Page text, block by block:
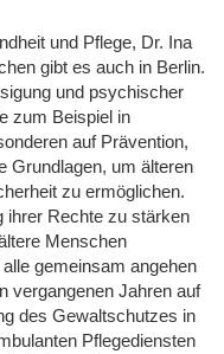
und Pflege, Dr. Ina
gibt es auch in Berlin.
und psychischer
zum Beispiel in
auf Prävention,
Grundlagen, um älteren
zu ermöglichen.
ihrer Rechte zu stärken
Menschen
gemeinsam angehen
vergangenen Jahren auf
des Gewaltschutzes in
Pflegediensten